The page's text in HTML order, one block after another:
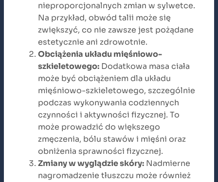
nieproporcjonalnych zmian w sylwetce.
Na przykład, obwód talii może się
zwiększyć, co nie zawsze jest pożądane
estetycznie ani zdrowotnie.
Obciążenia układu mięśniowo-
szkieletowego: Dodatkowa masa ciała
może być obciążeniem dla układu
mięśniowo-szkieletowego, szczególnie
podczas wykonywania codziennych
czynności i aktywności fizycznej. To
może prowadzić do większego
zmęczenia, bólu stawów i mięśni oraz
obniżenia sprawności fizycznej.
Zmiany w wyglądzie skóry: Nadmierne
nagromadzenie tłuszczu może również